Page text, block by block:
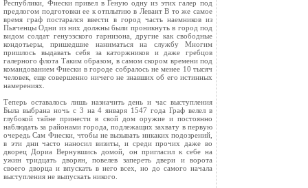
Республики, Фиески привел в Геную одну из этих галер под
предлогом подготовки ее к отплытию в Левант В то же самое
время граф постарался ввести в город часть наемников из
Пьяченцы Одни из них должны были проникнуть в город под
видом солдат генуэзского гарнизона, другие как свободные
кондотьеры, пришедшие наниматься на службу Многим
пришлось выдавать себя за каторжников и даже гребцов
галерного флота Таким образом, в самом скором времени под
командованием Фиески в городе собралось не менее 10 тысяч
человек, еще совершенно ничего не знавших об его истинных
намерениях.
Теперь оставалось лишь назначить день и час выступления
Была выбрана ночь с 3 на 4 января 1547 года Граф велел в
глубокой тайне принести в свой дом оружие и постоянно
наблюдать за районами города, подлежащих захвату в первую
очередь Сам Фиески, чтобы не вызывать никаких подозрений,
в эти дни часто наносил визиты, и среди прочих даже во
дворец Дориа Вернувшись домой, он пригласил к себе на
ужин тридцать дворян, повелев запереть двери и ворота
своего дворца и впускать в него всех, но до самого начала
выступления не выпускать никого.